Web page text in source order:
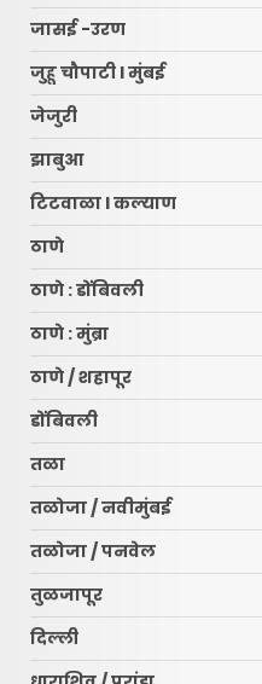
जासई -उरण
जुहू चौपाटी l मुंबई
जेजुरी
झाबुआ
टिटवाळा l कल्याण
ठाणे
ठाणे : डोंबिवली
ठाणे : मुंब्रा
ठाणे / शहापूर
डोंबिवली
तळा
तळोजा / नवीमुंबई
तळोजा / पनवेल
तुळजापूर
दिल्ली